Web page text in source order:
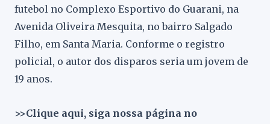
futebol no Complexo Esportivo do Guarani, na
Avenida Oliveira Mesquita, no bairro Salgado
Filho, em Santa Maria. Conforme o registro
policial, o autor dos disparos seria um jovem de
19 anos.
>>Clique aqui, siga nossa página no